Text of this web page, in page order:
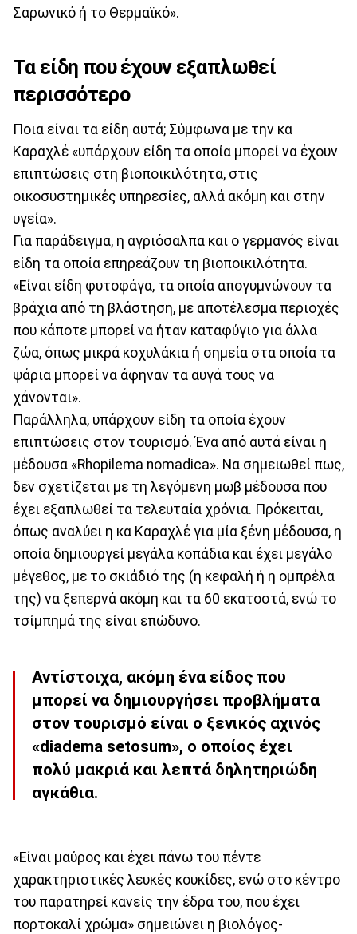
Σαρωνικό ή το Θερμαϊκό».
Τα είδη που έχουν εξαπλωθεί
περισσότερο
Ποια είναι τα είδη αυτά; Σύμφωνα με την κα
Καραχλέ «υπάρχουν είδη τα οποία μπορεί να έχουν
επιπτώσεις στη βιοποικιλότητα, στις
οικοσυστημικές υπηρεσίες, αλλά ακόμη και στην
υγεία».
Για παράδειγμα, η αγριόσαλπα και ο γερμανός είναι
είδη τα οποία επηρεάζουν τη βιοποικιλότητα.
«Είναι είδη φυτοφάγα, τα οποία απογυμνώνουν τα
βράχια από τη βλάστηση, με αποτέλεσμα περιοχές
που κάποτε μπορεί να ήταν καταφύγιο για άλλα
ζώα, όπως μικρά κοχυλάκια ή σημεία στα οποία τα
ψάρια μπορεί να άφηναν τα αυγά τους να
χάνονται».
Παράλληλα, υπάρχουν είδη τα οποία έχουν
επιπτώσεις στον τουρισμό. Ένα από αυτά είναι η
μέδουσα «Rhopilema nomadica». Να σημειωθεί πως,
δεν σχετίζεται με τη λεγόμενη μωβ μέδουσα που
έχει εξαπλωθεί τα τελευταία χρόνια. Πρόκειται,
όπως αναλύει η κα Καραχλέ για μία ξένη μέδουσα, η
οποία δημιουργεί μεγάλα κοπάδια και έχει μεγάλο
μέγεθος, με το σκιάδιό της (η κεφαλή ή η ομπρέλα
της) να ξεπερνά ακόμη και τα 60 εκατοστά, ενώ το
τσίμπημά της είναι επώδυνο.
Αντίστοιχα, ακόμη ένα είδος που
μπορεί να δημιουργήσει προβλήματα
στον τουρισμό είναι ο ξενικός αχινός
«diadema setosum», ο οποίος έχει
πολύ μακριά και λεπτά δηλητηριώδη
αγκάθια.
«Είναι μαύρος και έχει πάνω του πέντε
χαρακτηριστικές λευκές κουκίδες, ενώ στο κέντρο
του παρατηρεί κανείς την έδρα του, που έχει
πορτοκαλί χρώμα» σημειώνει η βιολόγος-